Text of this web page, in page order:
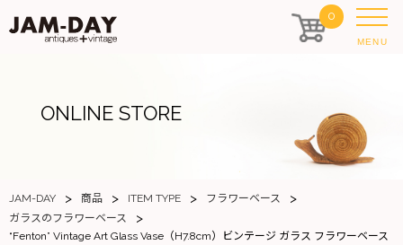
0
MENU
ONLINE STORE
JAM-DAY > 商品 > ITEM TYPE > フラワーベース >
ガラスのフラワーベース >
“Fenton” Vintage Art Glass Vase（H7.8cm）ビンテージ ガラス フラワーベース